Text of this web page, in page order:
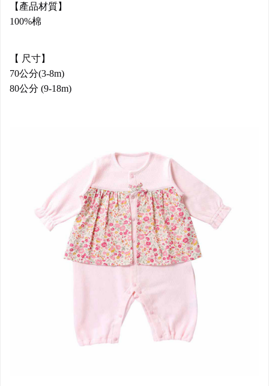
【產品材質】
100%棉
【 尺寸】
70公分(3-8m)
80公分 (9-18m)